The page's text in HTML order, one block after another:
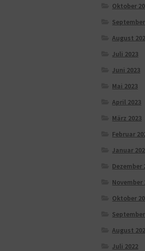
Oktober
August
Juli 2023
Juni 2023
Mai 2023
April 2023
März 2023
Februar
Januar
Dezember
November
Oktober
August
Juli 2022